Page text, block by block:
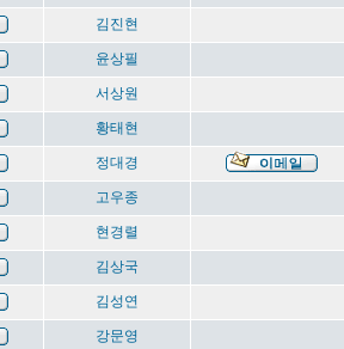
김진현
윤상필
서상원
황태현
정대경
고우종
현경렬
김상국
김성연
강문영